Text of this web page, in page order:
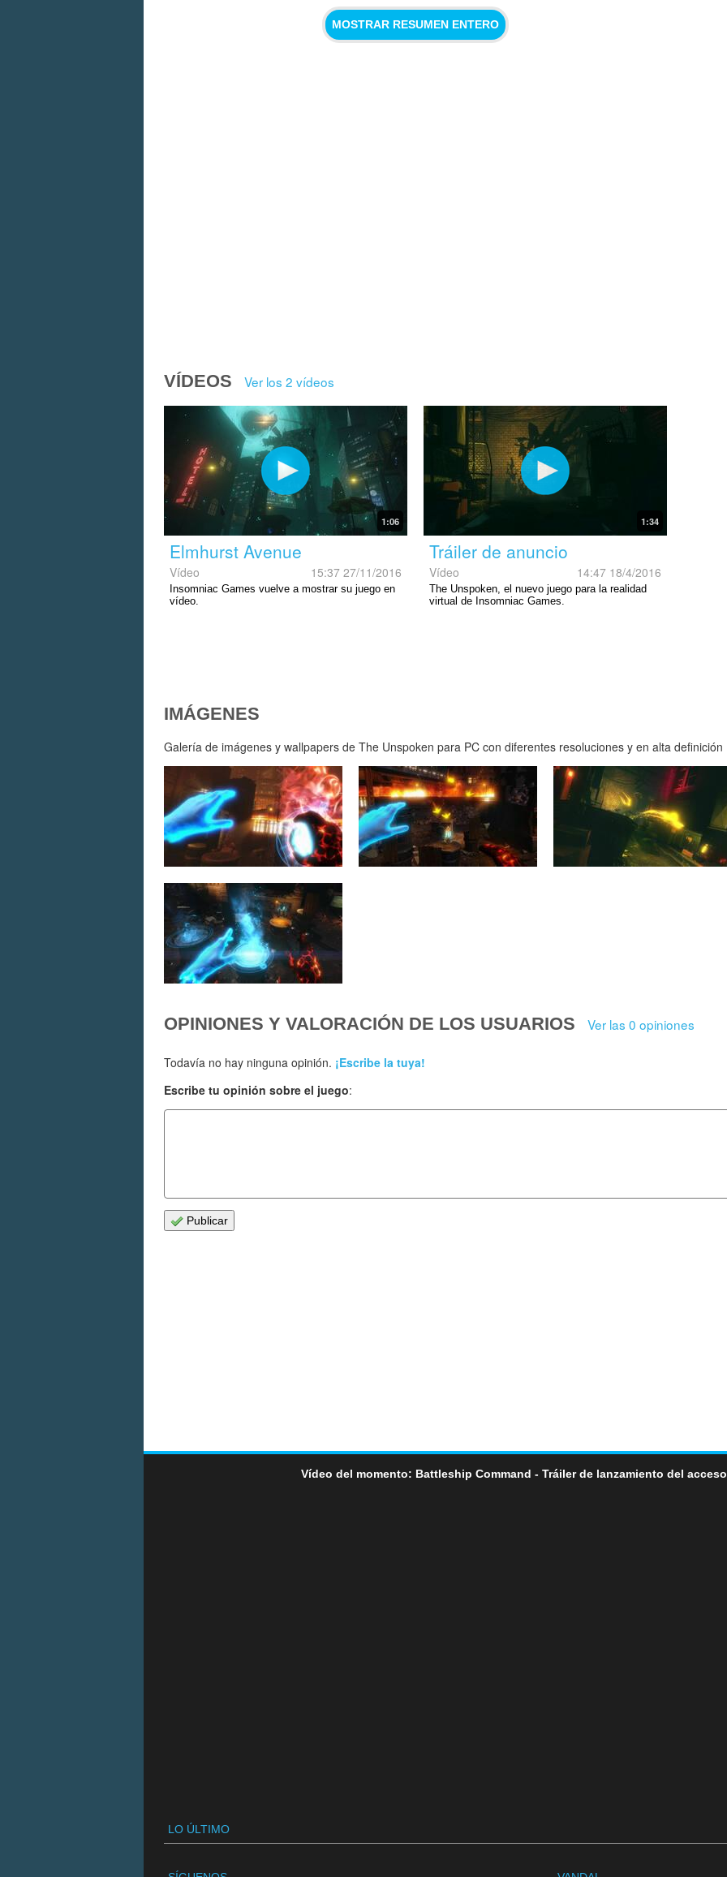
MOSTRAR RESUMEN ENTERO
VÍDEOS Ver los 2 vídeos
1:06
Elmhurst Avenue
Vídeo 15:37 27/11/2016
Insomniac Games vuelve a mostrar su juego en
vídeo.
1:34
Tráiler de anuncio
Vídeo 14:47 18/4/2016
The Unspoken, el nuevo juego para la realidad
virtual de Insomniac Games.
IMÁGENES
Galería de imágenes y wallpapers de The Unspoken para PC con diferentes resoluciones y en alta definición
OPINIONES Y VALORACIÓN DE LOS USUARIOS Ver las 0 opiniones
Todavía no hay ninguna opinión. ¡Escribe la tuya!
Escribe tu opinión sobre el juego:
Publicar
Vídeo del momento: Battleship Command - Tráiler de lanzamiento del
LO ÚLTIMO